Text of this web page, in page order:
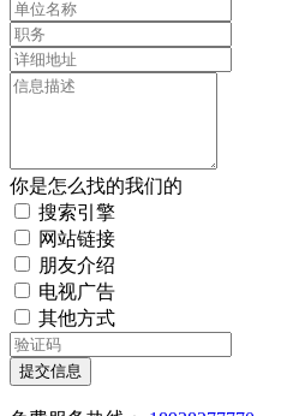
你是怎么找的我们的
搜索引擎
网站链接
朋友介绍
电视广告
其他方式
提交信息